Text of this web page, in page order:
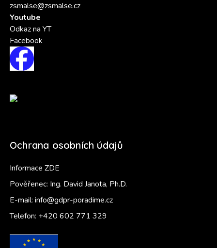
zsmalse@zsmalse.cz
Youtube
Odkaz na YT
Facebook
Ochrana osobních údajů
Informace ZDE
Pověřenec: Ing. David Janota, Ph.D.
E-mail: info@gdpr-poradime.cz
Telefon: +420 602 771 329